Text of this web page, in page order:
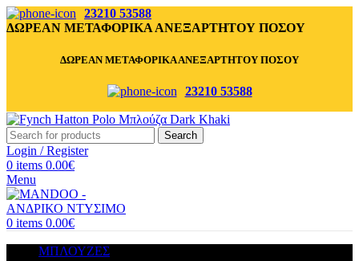
23210 53588
ΔΩΡΕΑΝ ΜΕΤΑΦΟΡΙΚΑ ΑΝΕΞΑΡΤΗΤΟΥ ΠΟΣΟΥ
ΔΩΡΕΑΝ ΜΕΤΑΦΟΡΙΚΑ ΑΝΕΞΑΡΤΗΤΟΥ ΠΟΣΟΥ
23210 53588
Search
Login / Register
0 items 0.00€
Menu
0 items 0.00€
ΜΠΛΟΥΖΕΣ